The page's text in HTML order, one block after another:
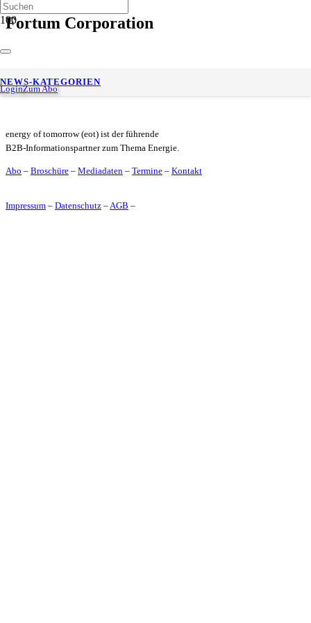
LoginZum Abo
NEWS-KATEGORIEN
Fortum Corporation
Uniper schließt Rahmenvertrag mit der Bundesregierung –
Beihilferechtliche Genehmigung der EU-Kommission gewährt
energy of tomorrow (eot) ist der führende
B2B-Informationspartner zum Thema Energie.
Abo – Broschüre – Mediadaten – Termine – Kontakt
Impressum – Datenschutz –AGB –